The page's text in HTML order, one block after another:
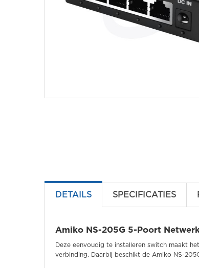
DETAILS SPECIFICATIES
Amiko NS-205G 5-Poort
Deze eenvoudig te installeren switch maakt
verbinding. Daarbij beschikt de Amiko NS-